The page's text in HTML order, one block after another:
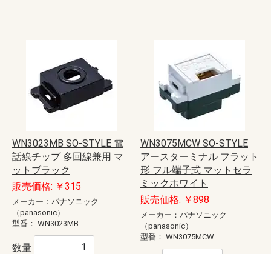
WN3023MB SO-STYLE 電
話線チップ 多回線兼用 マ
ットブラック
販売価格: ￥315
メーカー：パナソニック
（panasonic）
型番： WN3023MB
数量
WN3075MCW SO-STYLE
アースターミナル フラット
形 フル端子式 マットセラ
ミックホワイト
販売価格: ￥898
メーカー：パナソニック
（panasonic）
型番： WN3075MCW